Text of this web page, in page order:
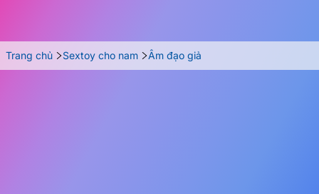
Trang chủ Sextoy cho nam Âm đạo giả